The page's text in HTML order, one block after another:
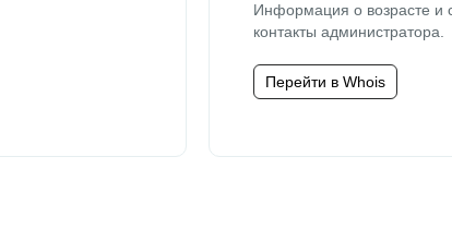
Информация о возрасте и
контакты администратора.
Перейти в Whois